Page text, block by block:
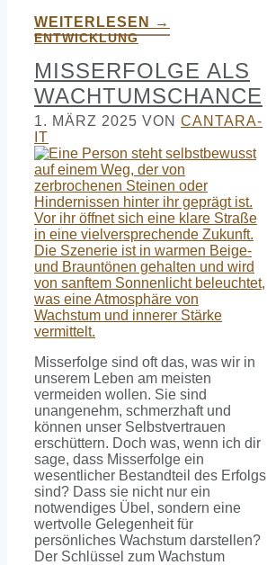
WEITERLESEN →
ENTWICKLUNG
MISSERFOLGE ALS
WACHTUMSCHANCE
1. MÄRZ 2025 VON CANTARA-
IT
Misserfolge sind oft das, was wir in
unserem Leben am meisten
vermeiden wollen. Sie sind
unangenehm, schmerzhaft und
können unser Selbstvertrauen
erschüttern. Doch was, wenn ich dir
sage, dass Misserfolge ein
wesentlicher Bestandteil des Erfolgs
sind? Dass sie nicht nur ein
notwendiges Übel, sondern eine
wertvolle Gelegenheit für
persönliches Wachstum darstellen?
Der Schlüssel zum Wachstum